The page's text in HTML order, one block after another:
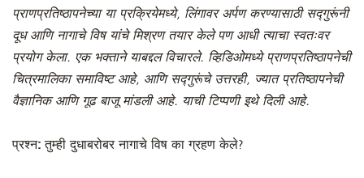
प्राणप्रतिष्ठापनेच्या या प्रक्रियेमध्ये, लिंगावर अर्पण करण्यासाठी सद्गुरूंनी
दूध आणि नागाचे विष यांचे मिश्रण तयार केले पण आधी त्याचा स्वतःवर
प्रयोग केला. एक भक्ताने याबद्दल विचारले. व्हिडिओमध्ये प्राणप्रतिष्ठापनेची
चित्रमालिका समाविष्ट आहे, आणि सद्गुरूंचे उत्तरही, ज्यात प्रतिष्ठापनेची
वैज्ञानिक आणि गूढ बाजू मांडली आहे. याची टिप्पणी इथे दिली आहे.
प्रश्न:तुम्ही दुधाबरोबर नागाचे विष का ग्रहण केले?